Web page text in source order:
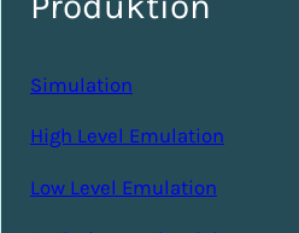
Simulation
High Level Emulation
Low Level Emulation